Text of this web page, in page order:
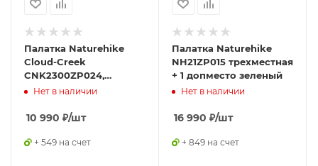
Палатка Naturehike
Cloud-Creek
CNK2300ZP024,
двухместная белый
Нет в наличии
10 990 ₽/шт
+ 549 на счет
Палатка Naturehike
NH21ZP015 трехместная
+ 1 допместо зеленый
Нет в наличии
16 990 ₽/шт
+ 849 на счет